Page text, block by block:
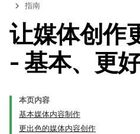
指南
让媒体创作
- 基本、更
本页内容
基本媒体内容制作
更出色的媒体内容创作